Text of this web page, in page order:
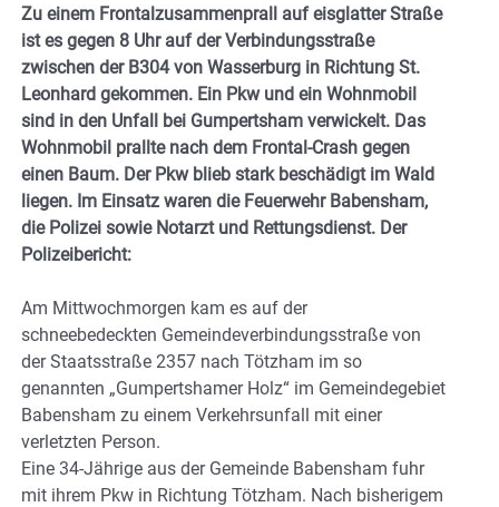
Zu einem Frontalzusammenprall auf eisglatter Straße
ist es gegen 8 Uhr auf der Verbindungsstraße
zwischen der B304 von Wasserburg in Richtung St.
Leonhard gekommen. Ein Pkw und ein Wohnmobil
sind in den Unfall bei Gumpertsham verwickelt. Das
Wohnmobil prallte nach dem Frontal-Crash gegen
einen Baum. Der Pkw blieb stark beschädigt im Wald
liegen. Im Einsatz waren die Feuerwehr Babensham,
die Polizei sowie Notarzt und Rettungsdienst. Der
Polizeibericht:
Am Mittwochmorgen kam es auf der
schneebedeckten Gemeindeverbindungsstraße von
der Staatsstraße 2357 nach Tötzham im so
genannten „Gumpertshamer Holz“ im Gemeindegebiet
Babensham zu einem Verkehrsunfall mit einer
verletzten Person.
Eine 34-Jährige aus der Gemeinde Babensham fuhr
mit ihrem Pkw in Richtung Tötzham. Nach bisherigem